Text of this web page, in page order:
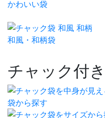
かわいい袋
和風・和柄袋
チャック付